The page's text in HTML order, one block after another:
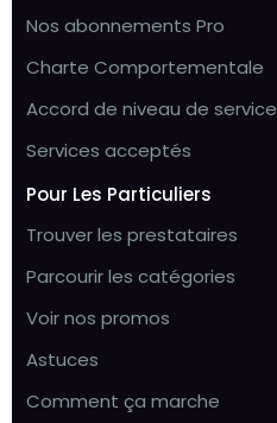
Nos abonnements Pro
Charte Comportementale
Accord de niveau de service
Services acceptés
Pour Les Particuliers
Trouver les prestataires
Parcourir les catégories
Voir nos promos
Astuces
Comment ça marche